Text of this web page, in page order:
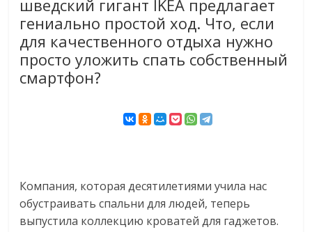
шведский гигант IKEA предлагает
гениально простой ход. Что, если
для качественного отдыха нужно
просто уложить спать собственный
смартфон?
Компания, которая десятилетиями учила нас
обустраивать спальни для людей, теперь
выпустила коллекцию кроватей для гаджетов.